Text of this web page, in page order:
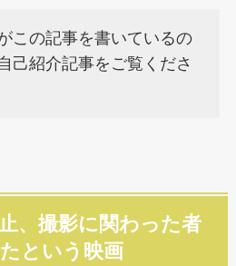
この記事を書いているの
己紹介記事をご覧くださ
、撮影に関わった者
という映画